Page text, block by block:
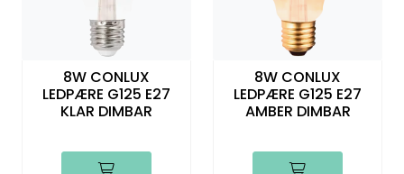
8W CONLUX
LEDPÆRE G125 E27
KLAR DIMBAR
8W CONLUX
LEDPÆRE G125 E27
AMBER DIMBAR
Lyskilder
Arbeidslampe